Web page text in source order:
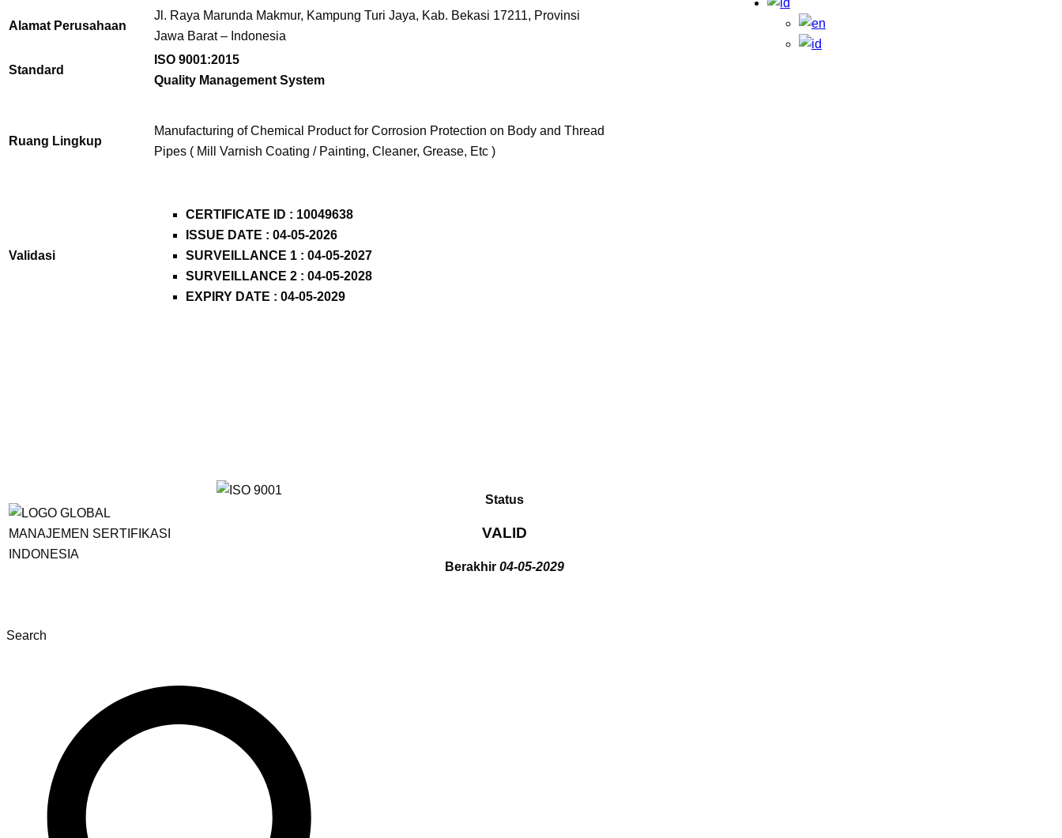
Alamat Perusahaan
Jl. Raya Marunda Makmur, Kampung Turi Jaya, Kab. Bekasi 17211, Provinsi
Jawa Barat – Indonesia
Standard
ISO 9001:2015
Quality Management System
Ruang Lingkup
Manufacturing of Chemical Product for Corrosion Protection on Body and Thread
Pipes ( Mill Varnish Coating / Painting, Cleaner, Grease, Etc )
Validasi
CERTIFICATE ID : 10049638
ISSUE DATE : 04-05-2026
SURVEILLANCE 1 : 04-05-2027
SURVEILLANCE 2 : 04-05-2028
EXPIRY DATE : 04-05-2029
Status
VALID
Berakhir 04-05-2029
Search